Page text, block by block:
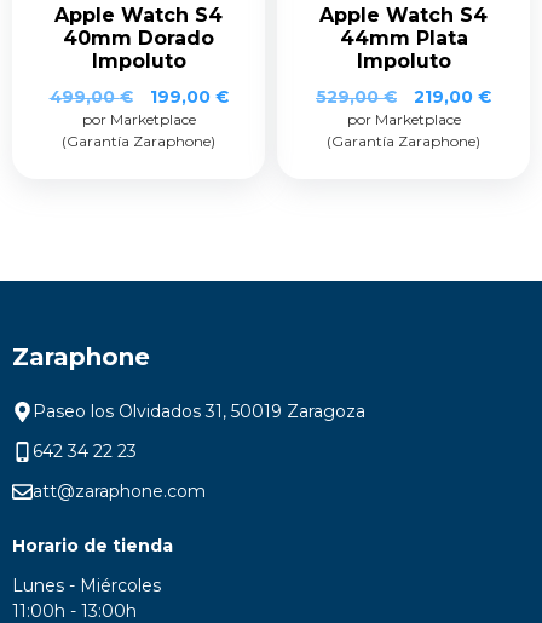
Apple Watch S4
40mm Dorado
Impoluto
499,00€ 199,00 €
por Marketplace
(Garantía Zaraphone)
Apple Watch S4
44mm Plata
Impoluto
529,00€ 219,00 €
por Marketplace
(Garantía Zaraphone)
Zaraphone
Paseo los Olvidados 31, 50019 Zaragoza
642 34 22 23
att@zaraphone.com
Horario de tienda
Lunes - Miércoles
11:00h - 13:00h